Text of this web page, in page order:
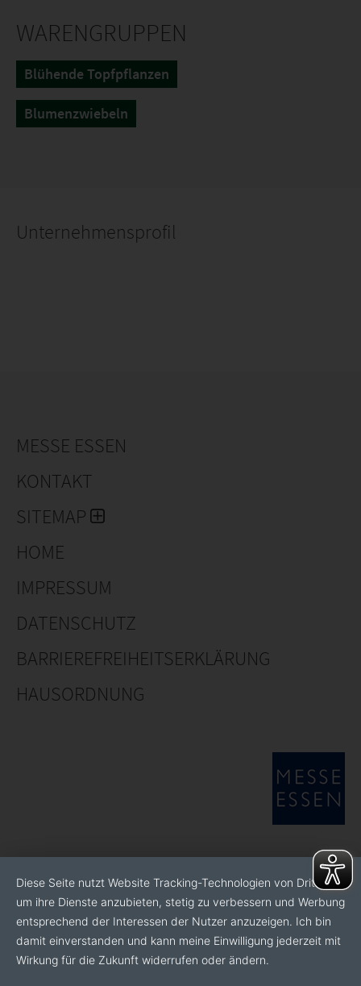
WARENGRUPPEN
Blühende Topfpflanzen
Blumenzwiebeln
Unternehmensprofil
MESSE ESSEN
KONTAKT
SITEMAP
HOME
IMPRESSUM
DATENSCHUTZ
BARRIEREFREIHEITSERKLÄRUNG
HAUSORDNUNG
Diese Seite nutzt Website Tracking-Technologien von Dritten,
um ihre Dienste anzubieten, stetig zu verbessern und Werbung
entsprechend der Interessen der Nutzer anzuzeigen. Ich bin
damit einverstanden und kann meine Einwilligung jederzeit mit
Wirkung für die Zukunft widerrufen oder ändern.